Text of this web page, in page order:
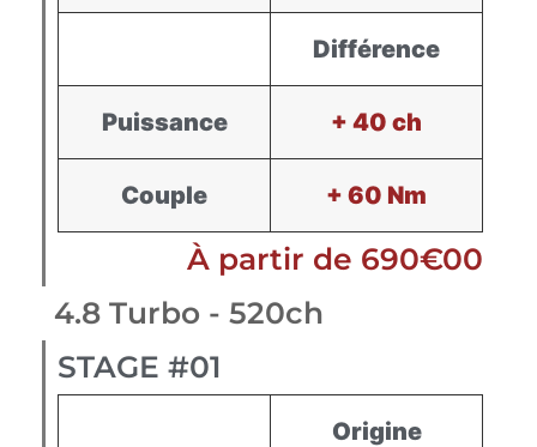
Différence
Puissance + 40 ch
Couple + 60 Nm
À partir de 690€00
4.8 Turbo - 520ch
STAGE #01
Origine